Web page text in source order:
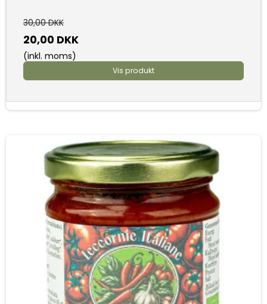
30,00 DKK
20,00 DKK
(inkl. moms)
Vis produkt